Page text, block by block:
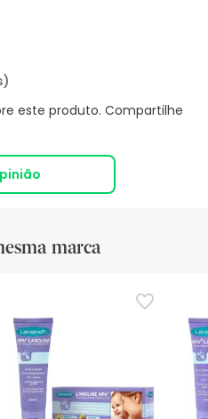
este produto. Compartilhe
marca